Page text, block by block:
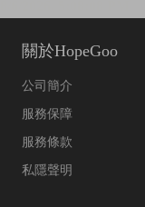
關於HopeGoo
公司簡介
服務保障
服務條款
私隱聲明